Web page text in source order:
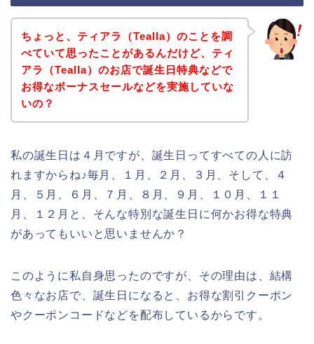
ちょっと、ティアラ（Tealla）のことを調
べていて思ったことがあるんだけど、ティ
アラ（Tealla）のお店で誕生日特典などで
お得なボーナスセールなどを実施していな
いの？
私の誕生日は４月ですが、誕生日ってすべての人に訪
れますからね♪毎月、１月、２月、３月、そして、４
月、５月、６月、７月、８月、９月、１０月、１１
月、１２月と、そんな特別な誕生日に何かお得な特典
があってもいいと思いませんか？
このように私自身思ったのですが、その理由は、結構
色々なお店で、誕生日になると、お得な割引クーポン
やクーポンコードなどを配布しているからです。